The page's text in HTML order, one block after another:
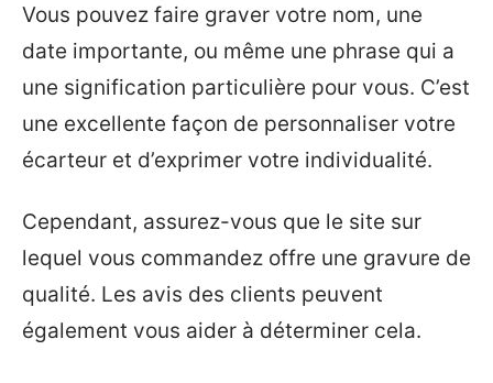
Vous pouvez faire graver votre nom, une
date importante, ou même une phrase qui a
une signification particulière pour vous. C’est
une excellente façon de personnaliser votre
écarteur et d’exprimer votre individualité.
Cependant, assurez-vous que le site sur
lequel vous commandez offre une gravure de
qualité. Les avis des clients peuvent
également vous aider à déterminer cela.